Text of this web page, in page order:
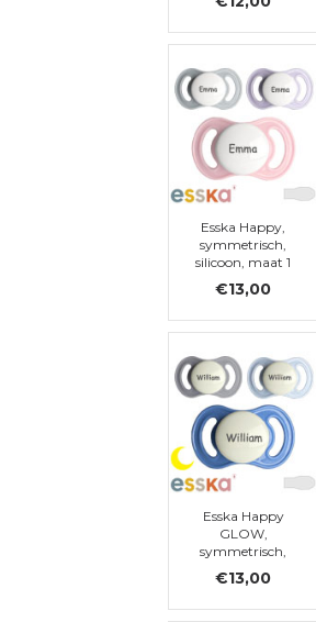
Esska Happy,
symmetrisch,
silicoon, maat 1
€13,00
Esska Happy
GLOW,
symmetrisch,
€13,00